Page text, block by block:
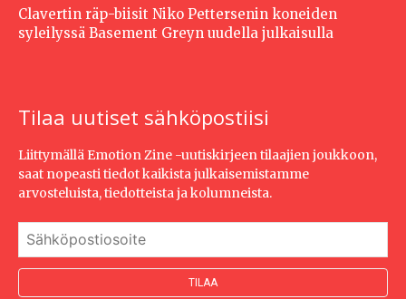
Clavertin räp-biisit Niko Pettersenin koneiden
syleilyssä Basement Greyn uudella julkaisulla
Tilaa uutiset sähköpostiisi
Liittymällä Emotion Zine -uutiskirjeen tilaajien joukkoon,
saat nopeasti tiedot kaikista julkaisemistamme
arvosteluista, tiedotteista ja kolumneista.